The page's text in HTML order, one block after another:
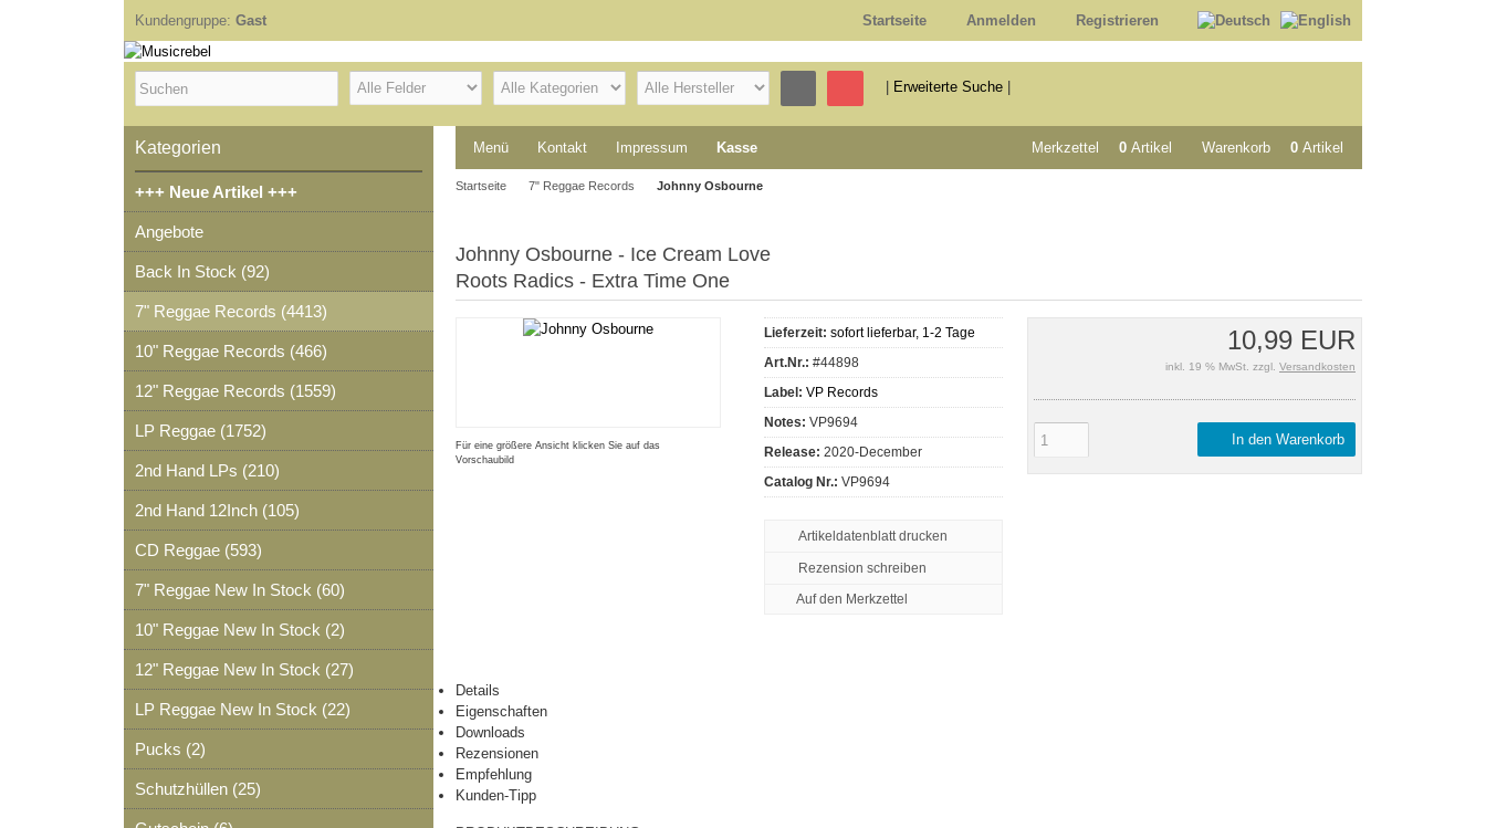
Kundengruppe: Gast Registrieren
Anmelden
Startseite
Erweiterte Suche
Menü Kontakt Impressum Kasse Warenkorb 0 Artikel
Merkzettel 0 Artikel
Startseite 7" Reggae Records Johnny Osbourne
Johnny Osbourne - Ice Cream Love
Roots Radics - Extra Time One
Für eine größere Ansicht klicken Sie auf das
Vorschaubild
Lieferzeit: sofort lieferbar, 1-2 Tage
Art.Nr.: #44898
Label: VP Records
Notes: VP9694
Release: 2020-December
Catalog Nr.: VP9694
Artikeldatenblatt drucken
Rezension schreiben
10,99 EUR
inkl. 19 % MwSt. zzgl. Versandkosten
In den Warenkorb
Details
Eigenschaften
Downloads
Rezensionen
Empfehlung
Kunden-Tipp
Kategorien
+++ Neue Artikel +++
Angebote
Back In Stock (92)
7" Reggae Records (4413)
10" Reggae Records (466)
12" Reggae Records (1559)
LP Reggae (1752)
2nd Hand LPs (210)
2nd Hand 12Inch (105)
CD Reggae (593)
7" Reggae New In Stock (60)
10" Reggae New In Stock (2)
12" Reggae New In Stock (27)
LP Reggae New In Stock (22)
Pucks (2)
Schutzhüllen (25)